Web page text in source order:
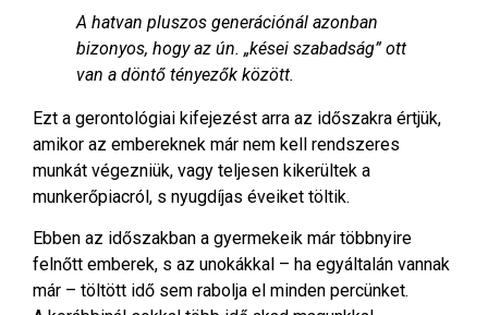
A hatvan pluszos generációnál azonban
bizonyos, hogy az ún. „kései szabadság” ott
van a döntő tényezők között.
Ezt a gerontológiai kifejezést arra az időszakra értjük,
amikor az embereknek már nem kell rendszeres
munkát végezniük, vagy teljesen kikerültek a
munkerőpiacról, s nyugdíjas éveiket töltik.
Ebben az időszakban a gyermekeik már többnyire
felnőtt emberek, s az unokákkal – ha egyáltalán vannak
már – töltött idő sem rabolja el minden percünket.